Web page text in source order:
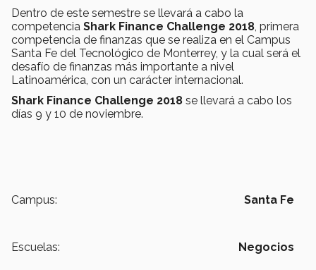
Dentro de este semestre se llevará a cabo la
competencia Shark Finance Challenge 2018 , primera
competencia de finanzas que se realiza en el Campus
Santa Fe del Tecnológico de Monterrey, y la cual será el
desafío de finanzas más importante a nivel
Latinoamérica, con un carácter internacional.
Shark Finance Challenge 2018 se llevará a cabo los
días 9 y 10 de noviembre.
Campus: Santa Fe
Escuelas: Negocios